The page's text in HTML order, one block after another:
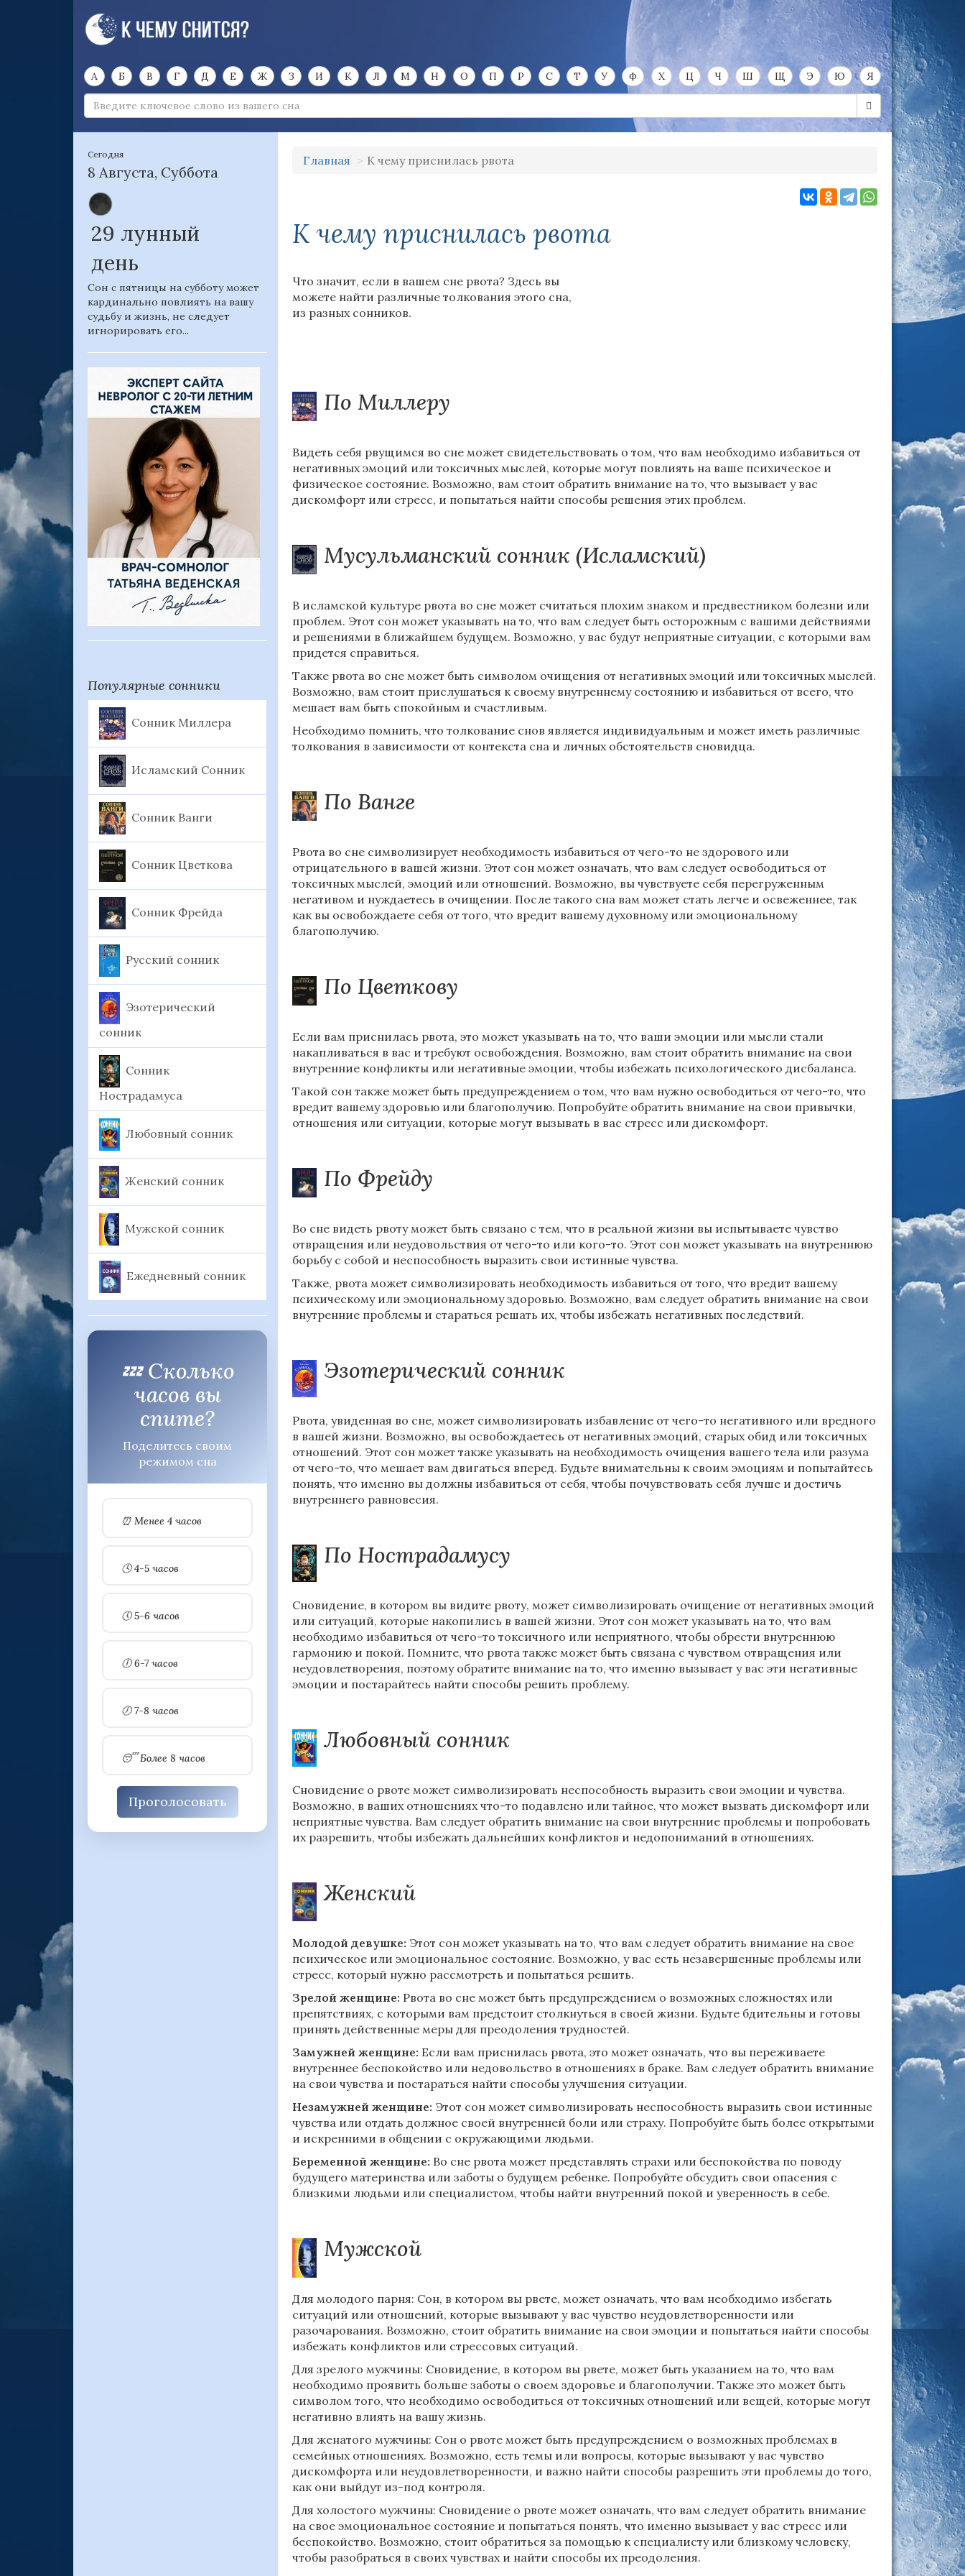
А Б В Г Д Е Ж З И К Л М Н О П Р С Т У Ф Х Ц Ч Ш Щ Э Ю Я
Сегодня
8 Августа, Суббота
29 лунный
день
Сон с пятницы на субботу может
кардинально повлиять на вашу
судьбу и жизнь, не следует
игнорировать его...
Популярные сонники
Сонник Миллера
Исламский Сонник
Сонник Ванги
Сонник Цветкова
Сонник Фрейда
Русский сонник
Эзотерический
сонник
Сонник
Нострадамуса
Любовный сонник
Женский сонник
Мужской сонник
Ежедневный сонник
💤 Сколько
часов вы
спите?
Поделитесь своим
режимом сна
⏰ Менее 4 часов
🕓 4-5 часов
🕔 5-6 часов
🕕 6-7 часов
🕖 7-8 часов
😴 Более 8 часов
Проголосовать
Главная К чему приснилась рвота
К чему приснилась рвота
Что значит, если в вашем сне рвота? Здесь вы
можете найти различные толкования этого сна,
из разных сонников.
По Миллеру
Видеть себя рвущимся во сне может свидетельствовать о том, что вам необходимо избавиться от
негативных эмоций или токсичных мыслей, которые могут повлиять на ваше психическое и
физическое состояние. Возможно, вам стоит обратить внимание на то, что вызывает у вас
дискомфорт или стресс, и попытаться найти способы решения этих проблем.
Мусульманский сонник (Исламский)
В исламской культуре рвота во сне может считаться плохим знаком и предвестником болезни или
проблем. Этот сон может указывать на то, что вам следует быть осторожным с вашими действиями
и решениями в ближайшем будущем. Возможно, у вас будут неприятные ситуации, с которыми вам
придется справиться.
Также рвота во сне может быть символом очищения от негативных эмоций или токсичных мыслей.
Возможно, вам стоит прислушаться к своему внутреннему состоянию и избавиться от всего, что
мешает вам быть спокойным и счастливым.
Необходимо помнить, что толкование снов является индивидуальным и может иметь различные
толкования в зависимости от контекста сна и личных обстоятельств сновидца.
По Ванге
Рвота во сне символизирует необходимость избавиться от чего-то не здорового или
отрицательного в вашей жизни. Этот сон может означать, что вам следует освободиться от
токсичных мыслей, эмоций или отношений. Возможно, вы чувствуете себя перегруженным
негативом и нуждаетесь в очищении. После такого сна вам может стать легче и освеженнее, так
как вы освобождаете себя от того, что вредит вашему духовному или эмоциональному
благополучию.
По Цветкову
Если вам приснилась рвота, это может указывать на то, что ваши эмоции или мысли стали
накапливаться в вас и требуют освобождения. Возможно, вам стоит обратить внимание на свои
внутренние конфликты или негативные эмоции, чтобы избежать психологического дисбаланса.
Такой сон также может быть предупреждением о том, что вам нужно освободиться от чего-то, что
вредит вашему здоровью или благополучию. Попробуйте обратить внимание на свои привычки,
отношения или ситуации, которые могут вызывать в вас стресс или дискомфорт.
По Фрейду
Во сне видеть рвоту может быть связано с тем, что в реальной жизни вы испытываете чувство
отвращения или неудовольствия от чего-то или кого-то. Этот сон может указывать на внутреннюю
борьбу с собой и неспособность выразить свои истинные чувства.
Также, рвота может символизировать необходимость избавиться от того, что вредит вашему
психическому или эмоциональному здоровью. Возможно, вам следует обратить внимание на свои
внутренние проблемы и стараться решать их, чтобы избежать негативных последствий.
Эзотерический сонник
Рвота, увиденная во сне, может символизировать избавление от чего-то негативного или вредного
в вашей жизни. Возможно, вы освобождаетесь от негативных эмоций, старых обид или токсичных
отношений. Этот сон может также указывать на необходимость очищения вашего тела или разума
от чего-то, что мешает вам двигаться вперед. Будьте внимательны к своим эмоциям и попытайтесь
понять, что именно вы должны избавиться от себя, чтобы почувствовать себя лучше и достичь
внутреннего равновесия.
По Нострадамусу
Сновидение, в котором вы видите рвоту, может символизировать очищение от негативных эмоций
или ситуаций, которые накопились в вашей жизни. Этот сон может указывать на то, что вам
необходимо избавиться от чего-то токсичного или неприятного, чтобы обрести внутреннюю
гармонию и покой. Помните, что рвота также может быть связана с чувством отвращения или
неудовлетворения, поэтому обратите внимание на то, что именно вызывает у вас эти негативные
эмоции и постарайтесь найти способы решить проблему.
Любовный сонник
Сновидение о рвоте может символизировать неспособность выразить свои эмоции и чувства.
Возможно, в ваших отношениях что-то подавлено или тайное, что может вызвать дискомфорт или
неприятные чувства. Вам следует обратить внимание на свои внутренние проблемы и попробовать
их разрешить, чтобы избежать дальнейших конфликтов и недопониманий в отношениях.
Женский
Молодой девушке: Этот сон может указывать на то, что вам следует обратить внимание на свое
психическое или эмоциональное состояние. Возможно, у вас есть незавершенные проблемы или
стресс, который нужно рассмотреть и попытаться решить.
Зрелой женщине: Рвота во сне может быть предупреждением о возможных сложностях или
препятствиях, с которыми вам предстоит столкнуться в своей жизни. Будьте бдительны и готовы
принять действенные меры для преодоления трудностей.
Замужней женщине: Если вам приснилась рвота, это может означать, что вы переживаете
внутреннее беспокойство или недовольство в отношениях в браке. Вам следует обратить внимание
на свои чувства и постараться найти способы улучшения ситуации.
Незамужней женщине: Этот сон может символизировать неспособность выразить свои истинные
чувства или отдать должное своей внутренней боли или страху. Попробуйте быть более открытыми
и искренними в общении с окружающими людьми.
Беременной женщине: Во сне рвота может представлять страхи или беспокойства по поводу
будущего материнства или заботы о будущем ребенке. Попробуйте обсудить свои опасения с
близкими людьми или специалистом, чтобы найти внутренний покой и уверенность в себе.
Мужской
Для молодого парня: Сон, в котором вы рвете, может означать, что вам необходимо избегать
ситуаций или отношений, которые вызывают у вас чувство неудовлетворенности или
разочарования. Возможно, стоит обратить внимание на свои эмоции и попытаться найти способы
избежать конфликтов или стрессовых ситуаций.
Для зрелого мужчины: Сновидение, в котором вы рвете, может быть указанием на то, что вам
необходимо проявить больше заботы о своем здоровье и благополучии. Также это может быть
символом того, что необходимо освободиться от токсичных отношений или вещей, которые могут
негативно влиять на вашу жизнь.
Для женатого мужчины: Сон о рвоте может быть предупреждением о возможных проблемах в
семейных отношениях. Возможно, есть темы или вопросы, которые вызывают у вас чувство
дискомфорта или неудовлетворенности, и важно найти способы разрешить эти проблемы до того,
как они выйдут из-под контроля.
Для холостого мужчины: Сновидение о рвоте может означать, что вам следует обратить внимание
на свое эмоциональное состояние и попытаться понять, что именно вызывает у вас стресс или
беспокойство. Возможно, стоит обратиться за помощью к специалисту или близкому человеку,
чтобы разобраться в своих чувствах и найти способы их преодоления.